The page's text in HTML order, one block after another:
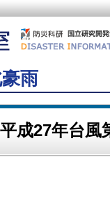
雨
平成27年台風